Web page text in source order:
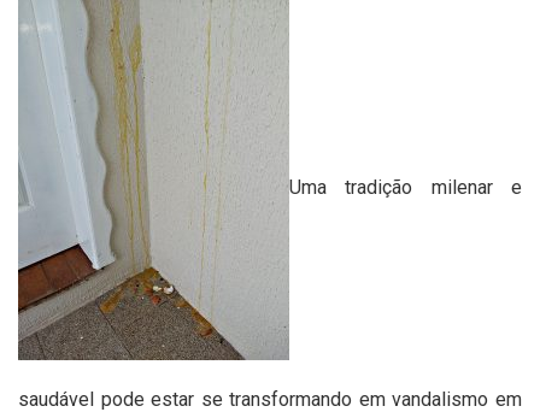
Uma tradição milenar e
saudável pode estar se transformando em vandalismo em